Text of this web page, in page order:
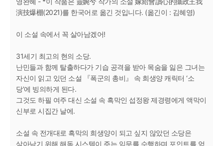
演技爆棚(2021)를 한국어로 옮긴 것입니다. (옮긴이 : 김혜영)
이 소설 속에서 꼭 살아남겠어!
31세기 최고의 현의 소당.
난민들과 함께 탈출하다가 기습 공격을 받아 목숨을 잃은 그녀는
자신이 읽고 있던 소설 『폭군의 총비』 속 희생양 캐릭터 ‘소
당’에 빙의하게 된다.
그것도 하필 여주 대신 소설 속 흑막인 섭정왕 제경령에게 액막이
신부로 시집간 날에.
소설 속 전개대로 흑막의 희생양이 되고 싶지 않았던 소당은
살아남기 위해 해독 시스템이 주는 임무를 수행하며 포인트를 얻